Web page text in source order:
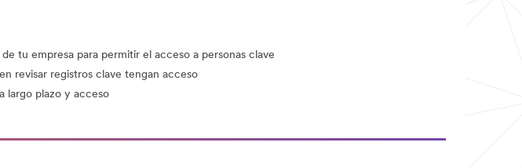
tu empresa para permitir el acceso a personas clave
revisar registros clave tengan acceso
largo plazo y acceso